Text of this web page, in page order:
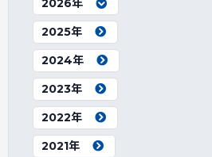
2025年
2024年
2023年
2022年
2021年